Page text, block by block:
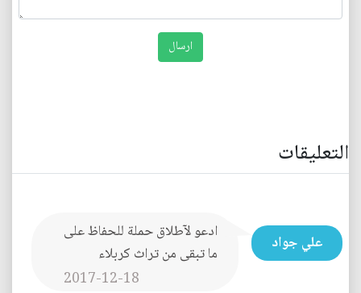
التعليقات
علي جواد
ادعو لآطلاق حملة للحفاظ على
ما تبقى من تراث كربلاء
2017-12-18